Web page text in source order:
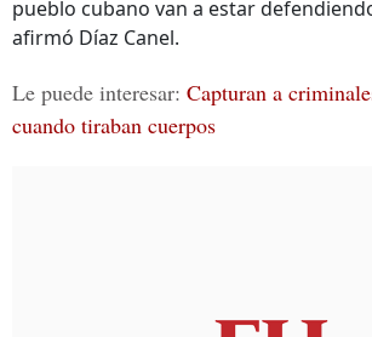
pueblo cubano van a estar
afirmó Díaz Canel.
Le puede interesar: Capturan a
cuando tiraban cuerpos